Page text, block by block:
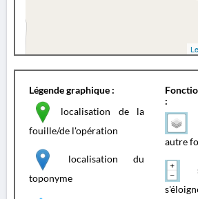
Légende graphique :
localisation de la
fouille/de l'opération
localisation du
toponyme
:
autre